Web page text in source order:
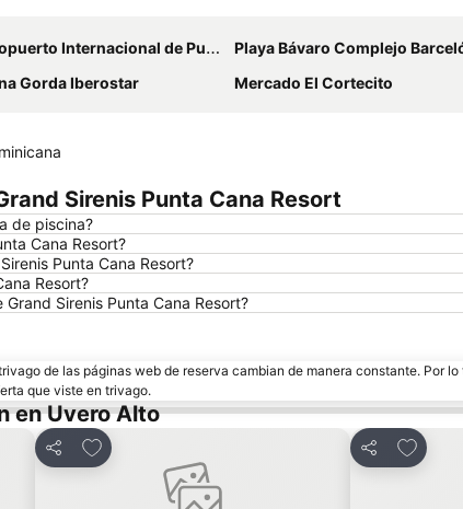
Internacional de Punta Cana Playa Bávaro Complejo Barceló
Gorda Iberostar Mercado El Cortecito
Sirenis Punta Cana Resort
de piscina?
Cana Resort?
Punta Cana Resort?
Resort?
Sirenis Punta Cana Resort?
de las páginas web de reserva cambian de manera constante. Por
que viste en trivago.
en Uvero Alto
Compartir
Agregar a favoritos
Compartir